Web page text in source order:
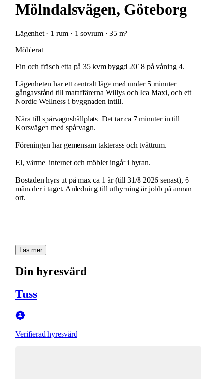
Mölndalsvägen, Göteborg
Lägenhet · 1 rum · 1 sovrum · 35 m²
Möblerat
Fin och fräsch etta på 35 kvm byggd 2018 på våning 4.
Lägenheten har ett centralt läge med under 5 minuter
gångavstånd till mataffärerna Willys och Ica Maxi, och ett
Nordic Wellness i byggnaden intill.
Nära till spårvagnshållplats. Det tar ca 7 minuter in till
Korsvägen med spårvagn.
Föreningen har gemensam takterass och tvättrum.
El, värme, internet och möbler ingår i hyran.
Bostaden hyrs ut på max ca 1 år (till 31/8 2026 senast), 6
månader i taget. Anledning till uthyrning är jobb på annan
ort.
Läs mer
Din hyresvärd
Tuss
Verifierad hyresvärd